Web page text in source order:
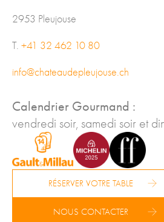
2953 Pleujouse
T. +41 32 462 10 80
info@chateaudepleujouse.ch
Calendrier Gourmand :
vendredi soir, samedi soir et
RÉSERVER VOTRE TABLE
NOUS CONTACTER